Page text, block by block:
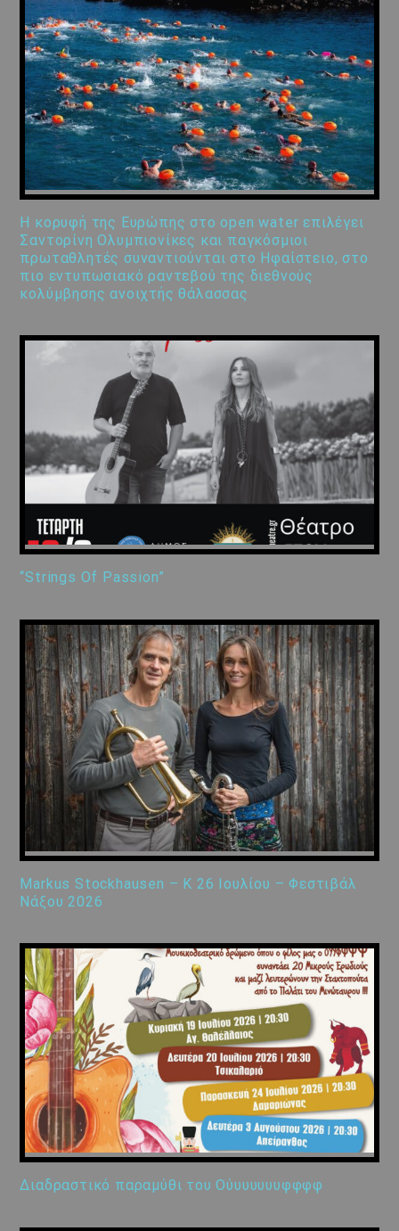
Η κορυφή της Ευρώπης στο open water επιλέγει
Σαντορίνη Ολυμπιονίκες και παγκόσμιοι
πρωταθλητές συναντιούνται στο Ηφαίστειο, στο
πιο εντυπωσιακό ραντεβού της διεθνούς
κολύμβησης ανοιχτής θάλασσας
“Strings Of Passion”
Markus Stockhausen – K 26 Ιουλίου – Φεστιβάλ
Νάξου 2026
Διαδραστικό παραμύθι του Ούυυυυυυφφφφ